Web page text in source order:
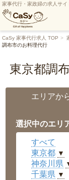
家事代行・家政婦の求人サイ
CaSy 家事代行求人 TOP
調布市のお料理代行
東京都調
エリアか
選択中のエリ
すべて
東京都 ▼
神奈川県
千葉県 ▼